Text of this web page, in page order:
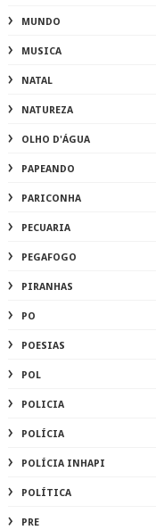
MUNDO
MUSICA
NATAL
NATUREZA
OLHO D'ÁGUA
PAPEANDO
PARICONHA
PECUARIA
PEGAFOGO
PIRANHAS
PO
POESIAS
POL
POLICIA
POLÍCIA
POLÍCIA INHAPI
POLÍTICA
PRE